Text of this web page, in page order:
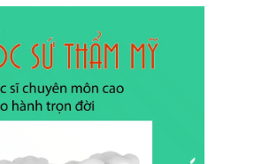
cầu răng sứ có tốt không?
răng hô sau khi niềng?
Tìm hiểu quy trình niềng răng